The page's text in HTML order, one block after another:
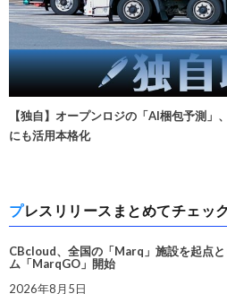
【独自】オープンロジの「AI梱包予測」
にも活用本格化
プレスリリースまとめてチェック
CBcloud、全国の「Marq」施設を起点
ム「MarqGO」開始
2026年8月5日